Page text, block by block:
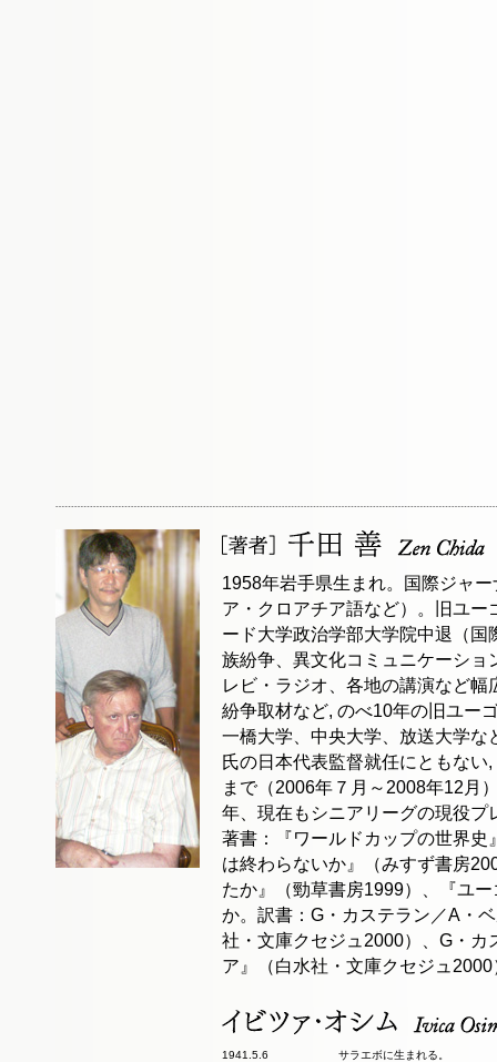
1958年岩手県生まれ。国際ジャ
ア・クロアチア語など）。旧ユ
ード大学政治学部大学院中退（
族紛争、異文化コミュニケーシ
レビ・ラジオ、各地の講演など幅
紛争取材など, のべ10年の旧ユー
一橋大学、中央大学、放送大学
氏の日本代表監督就任にともな
まで（2006年７月～2008年12月
年、現在もシニアリーグの現役プ
著書：『ワールドカップの世界
は終わらないか』（みすず書房
たか』（勁草書房1999）、『ユ
か。訳書：G・カステラン／A・
社・文庫クセジュ2000）、G・
ア』（白水社・文庫クセジュ
1941.5.6
サラエボに生まれる。